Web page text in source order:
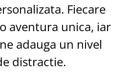
Fiecare
aventura unica, iar
adauga un nivel
distractie.